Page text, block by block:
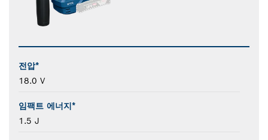
전압*
18.0 V
임팩트 에너지*
1.5 J